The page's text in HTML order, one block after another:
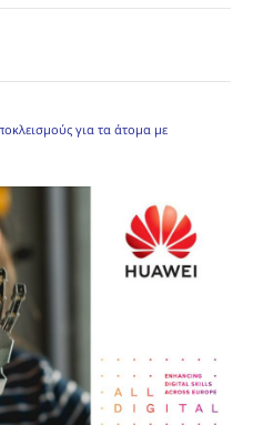
για τα άτομα με